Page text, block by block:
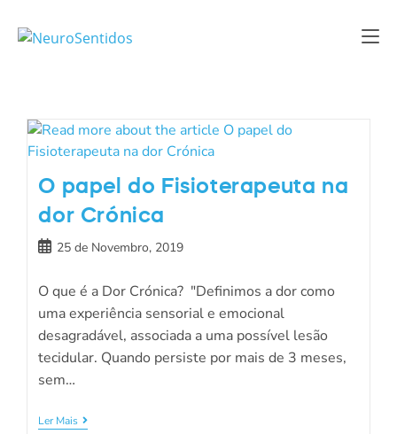
O papel do Fisioterapeuta na
dor Crónica
25 de Novembro, 2019
O que é a Dor Crónica? "Definimos a dor como
uma experiência sensorial e emocional
desagradável, associada a uma possível lesão
tecidular. Quando persiste por mais de 3 meses,
sem…
Ler Mais